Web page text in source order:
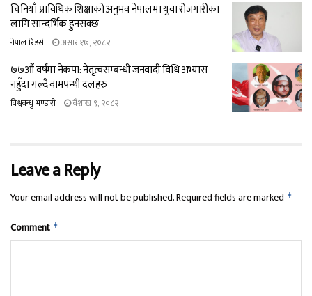
चिनियाँ प्राविधिक शिक्षाको अनुभव नेपालमा युवा रोजगारीका
लागि सान्दर्भिक हुनसक्छ
नेपाल रिडर्स असार १७, २०८२
७७औं वर्षमा नेकपा: नेतृत्वसम्बन्धी जनवादी विधि अभ्यास
नहुँदा गल्दै वामपन्थी दलहरु
विश्वबन्धु भण्डारी बैशाख ९, २०८२
Leave a Reply
Your email address will not be published.Required fields are marked *
Comment *